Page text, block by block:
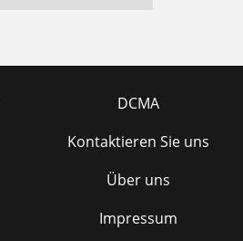
DCMA
Kontaktieren Sie uns
Über uns
Impressum